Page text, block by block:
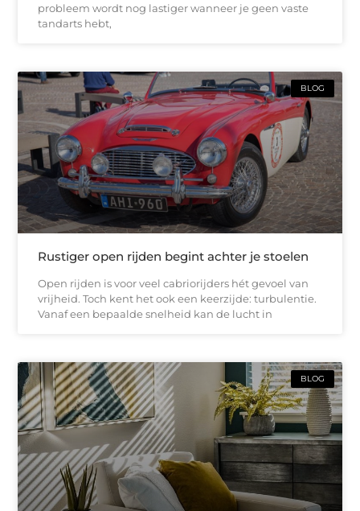
probleem wordt nog lastiger wanneer je geen vaste
tandarts hebt,
BLOG
Rustiger open rijden begint achter je stoelen
Open rijden is voor veel cabriorijders hét gevoel van
vrijheid. Toch kent het ook een keerzijde: turbulentie.
Vanaf een bepaalde snelheid kan de lucht in
BLOG